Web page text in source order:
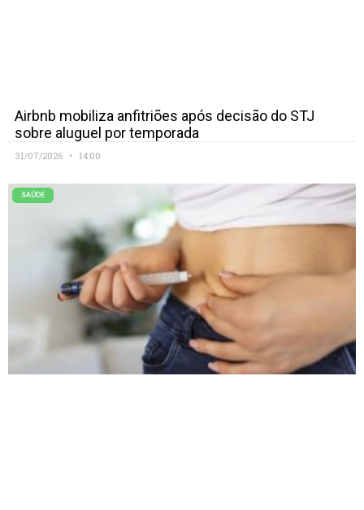
Airbnb mobiliza anfitriões após decisão do STJ
sobre aluguel por temporada
31/07/2026 14:00
SAÚDE